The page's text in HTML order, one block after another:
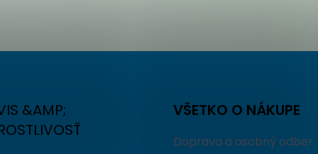
&AMP;
VŠETKO O NÁKUPE
Doprava a osobný odber